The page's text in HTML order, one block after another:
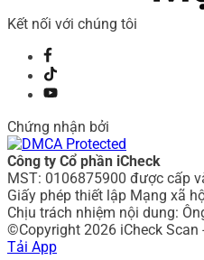
Kết nối với chúng tôi
Chứng nhận bởi
Công ty Cổ phần iCheck
MST: 0106875900 được cấp
Giấy phép thiết lập Mạng xã
Chịu trách nhiệm nội dung:
©Copyright 2026 iCheck Scan
Tải App